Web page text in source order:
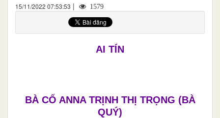
15/11/2022 07:53:53 | 1579
AI TÍN
BÀ CỐ ANNA TRỊNH THỊ TRỌNG (BÀ
QUÝ)